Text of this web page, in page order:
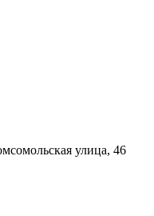
улица, 46